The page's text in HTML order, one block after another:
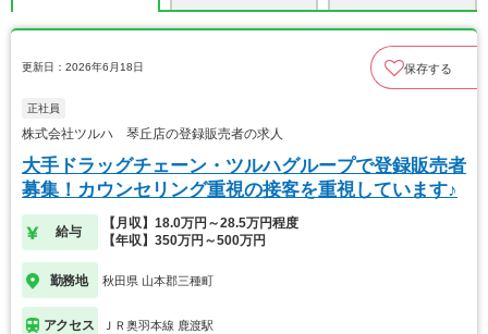
更新日：2026年6月18日 保存する
正社員
株式会社ツルハ 琴丘店の登録販売者の求人
大手ドラッグチェーン・ツルハグループで登録販売者
募集！カウンセリング重視の接客を重視しています♪
給与
【月収】18.0万円～28.5万円程度
【年収】350万円～500万円
勤務地 秋田県 山本郡三種町
アクセス ＪＲ奥羽本線 鹿渡駅